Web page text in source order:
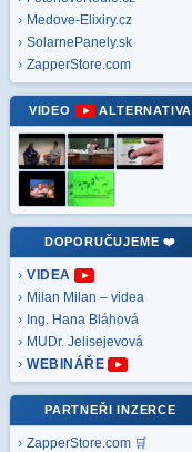
Medove-Elixiry.cz
SolarnePanely.sk
ZapperStore.com
VIDEO ALTERNATIVA
DOPORUČUJEME ❤️
VIDEA
Milan Milan – videa
Ing. Hana Bláhová
MUDr. Jelisejevová
WEBINÁŘE
PARTNEŘI INZERCE
ZapperStore.com 🛒